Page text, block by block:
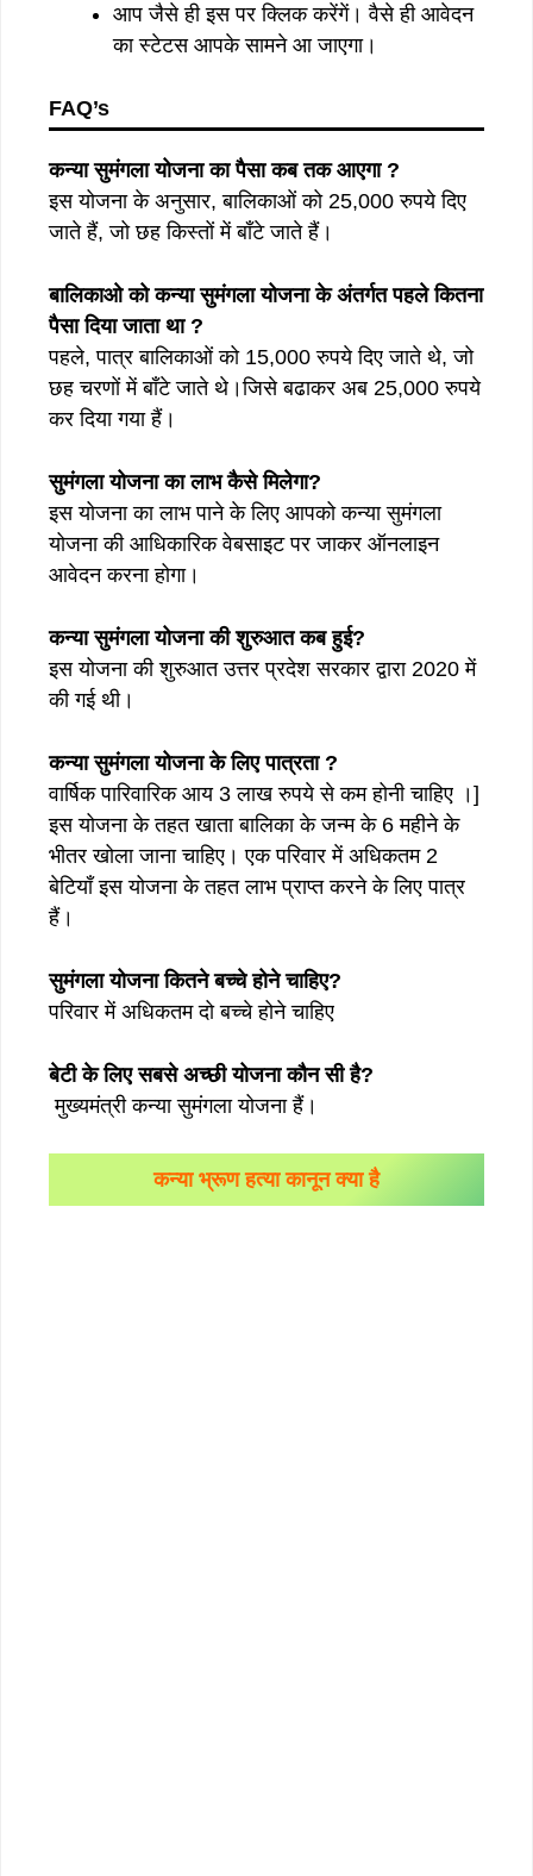
आप जैसे ही इस पर क्लिक करेंगें। वैसे ही आवेदन
का स्टेटस आपके सामने आ जाएगा।
FAQ’s
कन्या सुमंगला योजना का पैसा कब तक आएगा?
इस योजना के अनुसार, बालिकाओं को 25,000 रुपये दिए
जाते हैं, जो छह किस्तों में बाँटे जाते हैं।
बालिकाओ को कन्या सुमंगला योजना के अंतर्गत पहले कितना
पैसा दिया जाता था ?
पहले, पात्र बालिकाओं को 15,000 रुपये दिए जाते थे, जो
छह चरणों में बाँटे जाते थे।जिसे बढाकर अब 25,000 रुपये
कर दिया गया हैं।
सुमंगला योजना का लाभ कैसे मिलेगा?
इस योजना का लाभ पाने के लिए आपको कन्या सुमंगला
योजना की आधिकारिक वेबसाइट पर जाकर ऑनलाइन
आवेदन करना होगा।
कन्या सुमंगला योजना की शुरुआत कब हुई?
इस योजना की शुरुआत उत्तर प्रदेश सरकार द्वारा 2020 में
की गई थी।
कन्या सुमंगला योजना के लिए पात्रता ?
वार्षिक पारिवारिक आय 3 लाख रुपये से कम होनी चाहिए ।]
इस योजना के तहत खाता बालिका के जन्म के 6 महीने के
भीतर खोला जाना चाहिए। एक परिवार में अधिकतम 2
बेटियाँ इस योजना के तहत लाभ प्राप्त करने के लिए पात्र
हैं।
सुमंगला योजना कितने बच्चे होने चाहिए?
परिवार में अधिकतम दो बच्चे होने चाहिए
बेटी के लिए सबसे अच्छी योजना कौन सी है?
मुख्‍यमंत्री कन्‍या सुमंगला योजना हैं।
कन्या भ्रूण हत्या कानून क्या है